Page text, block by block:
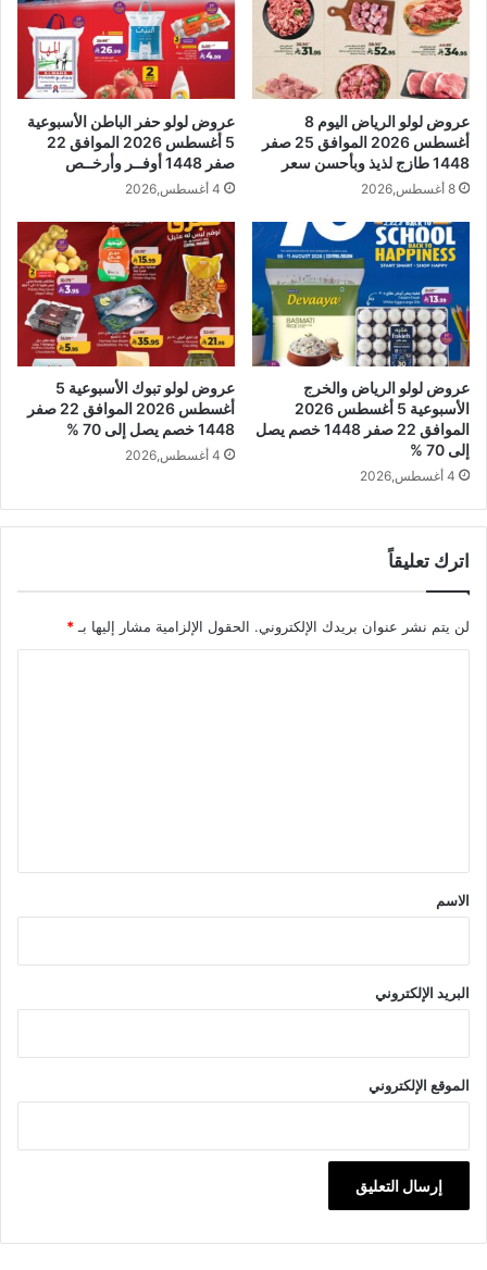
عروض لولو الرياض اليوم 8
أغسطس 2026 الموافق 25 صفر
1448 طازج لذيذ وبأحسن سعر
8 أغسطس,2026
عروض لولو حفر الباطن الأسبوعية
5 أغسطس 2026 الموافق 22
صفر 1448 أوفــر وأرخــص
4 أغسطس,2026
عروض لولو الرياض والخرج
الأسبوعية 5 أغسطس 2026
الموافق 22 صفر 1448 خصم يصل
إلى 70 %
4 أغسطس,2026
عروض لولو تبوك الأسبوعية 5
أغسطس 2026 الموافق 22 صفر
1448 خصم يصل إلى 70 %
4 أغسطس,2026
اترك تعليقاً
لن يتم نشر عنوان بريدك الإلكتروني. الحقول الإلزامية مشار إليها بـ *
*
الاسم
البريد الإلكتروني
الموقع الإلكتروني